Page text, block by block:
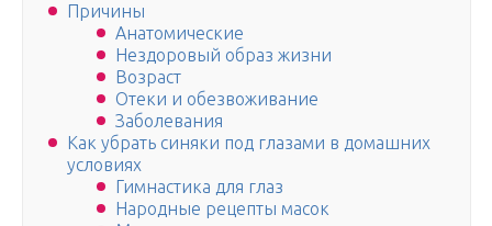
Причины
Анатомические
Нездоровый образ жизни
Возраст
Отеки и обезвоживание
Заболевания
Как убрать синяки под глазами в домашних
условиях
Гимнастика для глаз
Народные рецепты масок